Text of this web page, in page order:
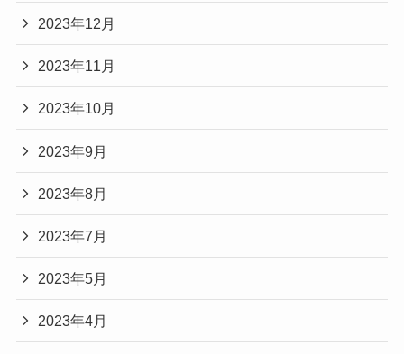
2023年12月
2023年11月
2023年10月
2023年9月
2023年8月
2023年7月
2023年5月
2023年4月